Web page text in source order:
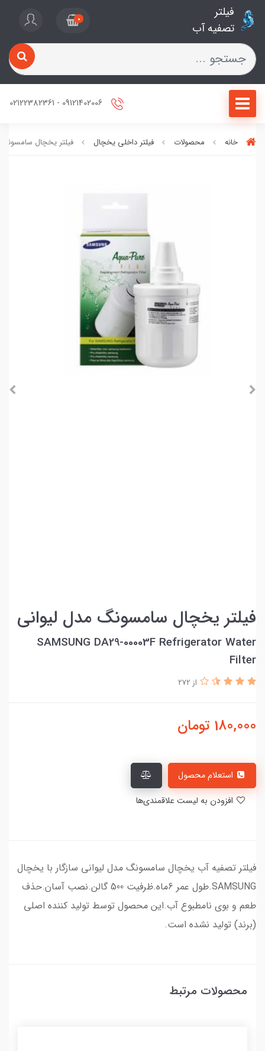
فیلتر
تصفیه آب
0
خانه محصولات فیلتر داخلی یخچال فیلتر یخچال
فیلتر یخچال سامسونگ مدل لیوانی
SAMSUNG DA29-00003F Refrigerator Water
Filter
از 272
180,000 تومان
فیلتر تصفیه آب یخچال سامسونگ مدل لیوانی سازگار با یخچال
SAMSUNG.طول عمر 6ماه.ظرفیت 500 گالن.نصب آسان.حذف
طعم و بوی نامطبوع آب.این محصول توسط تولید کننده اصلی
(برند) تولید نشده است.
محصولات مرتبط